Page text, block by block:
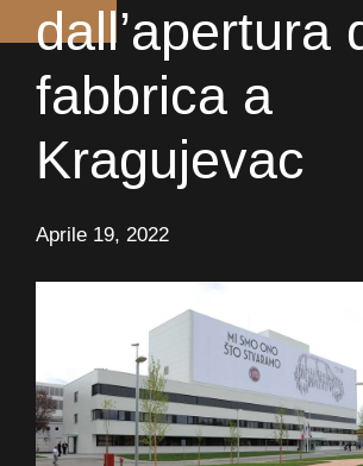
dall’apertura
fabbrica a
Kragujevac
Aprile 19, 2022